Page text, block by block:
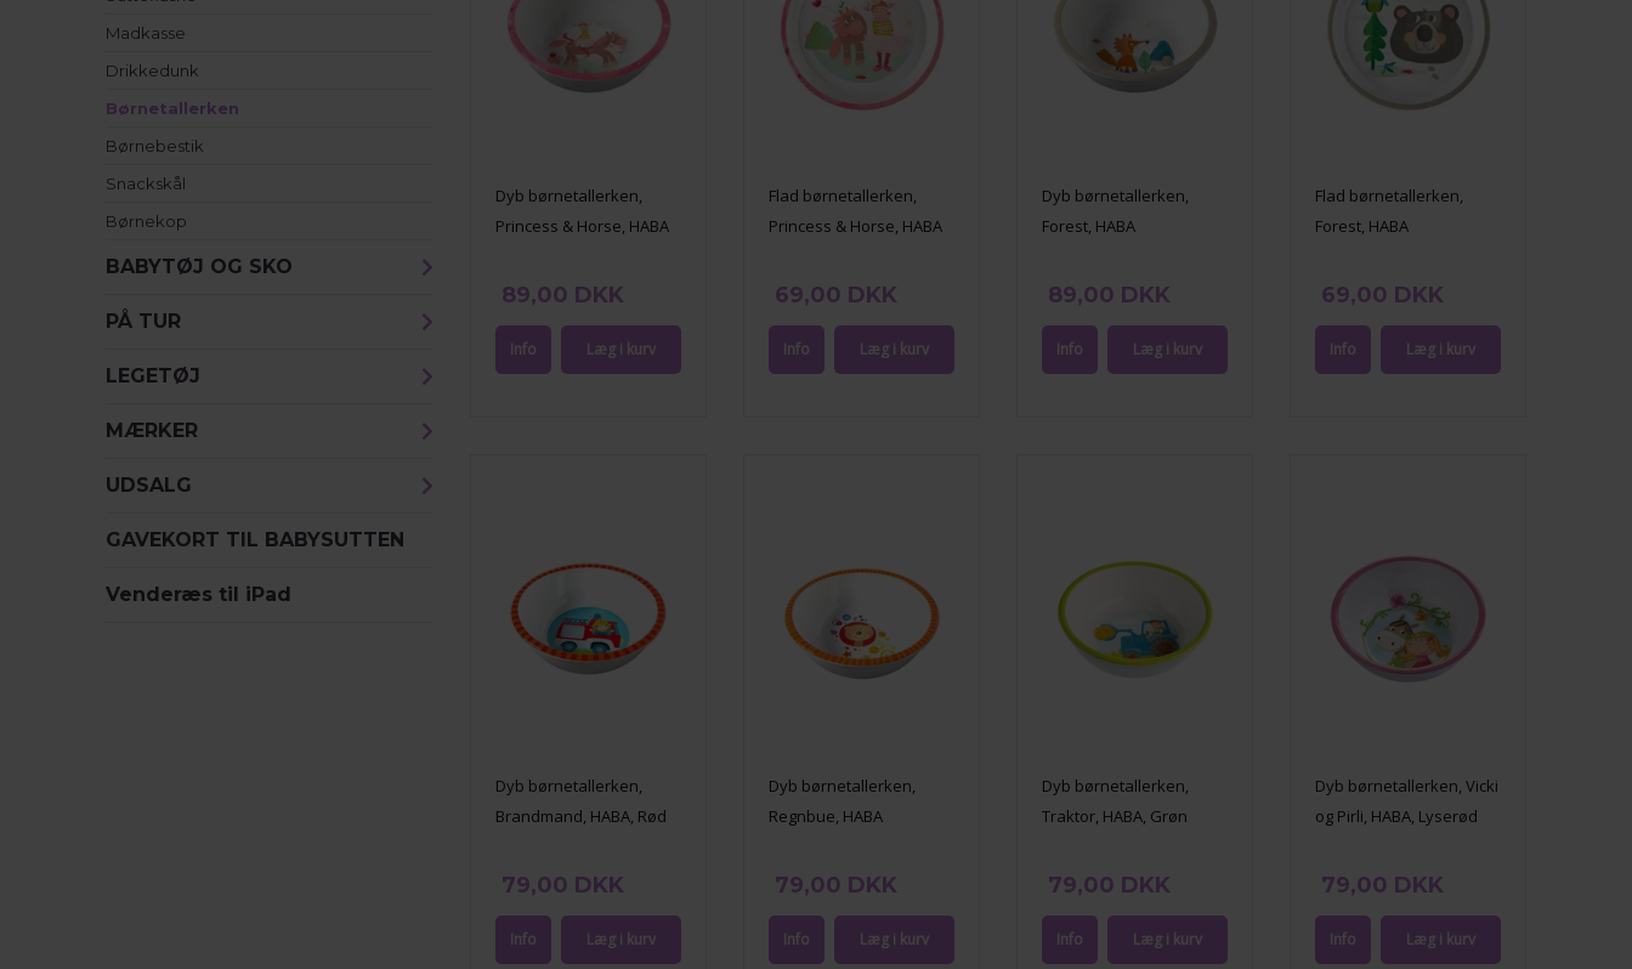
Madkasse
Drikkedunk
Børnetallerken
Børnebestik
Snackskål
Børnekop
BABYTØJ OG SKO
PÅ TUR
LEGETØJ
MÆRKER
UDSALG
GAVEKORT TIL BABYSUTTEN
Venderæs til iPad
Dyb børnetallerken,
Princess & Horse, HABA
89,00 DKK
Flad børnetallerken,
Princess & Horse, HABA
69,00 DKK
Dyb børnetallerken,
Forest, HABA
89,00 DKK
Flad børnetallerken,
Forest, HABA
69,00 DKK
Dyb børnetallerken,
Brandmand, HABA, Rød
79,00 DKK
Dyb børnetallerken,
Regnbue, HABA
79,00 DKK
Dyb børnetallerken,
Traktor, HABA, Grøn
79,00 DKK
Dyb børnetallerken, Vicki
og Pirli, HABA, Lyserød
79,00 DKK